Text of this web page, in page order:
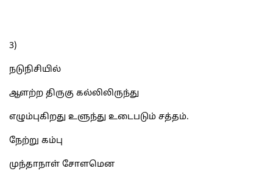
3)
நடுநிசியில்
ஆளற்ற திருகு கல்லிலிருந்து
எழும்புகிறது உளுந்து உடைபடும் சத்தம்.
நேற்று கம்பு
முந்தாநாள் சோளமென